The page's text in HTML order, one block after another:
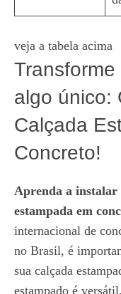
veja a tabela acima
algo único:
Calçada
Concreto!
Aprenda a instalar
estampada em
internacional de
no Brasil, é
sua calçada
estampado é